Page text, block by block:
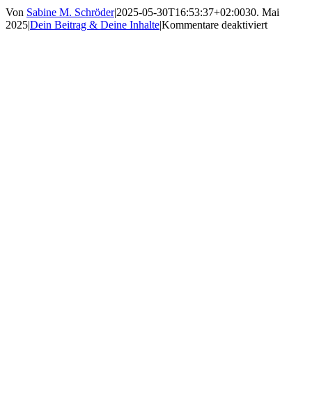
Von Sabine M. Schröder|2025-05-30T16:53:37+02:0030. Mai
2025|Dein Beitrag & Deine Inhalte|Kommentare deaktiviertfür